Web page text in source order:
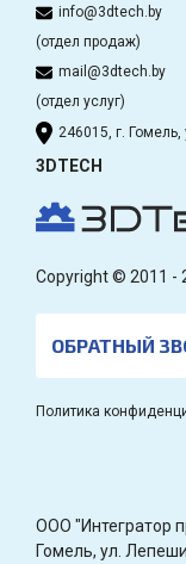
info@3dtech.by
(отдел продаж)
mail@3dtech.by
(отдел услуг)
246015, г.
3DTECH
Copyright © 2011 -
ОБРАТНЫЙ
Политика
OOO "Интегратор
Гомель, ул.